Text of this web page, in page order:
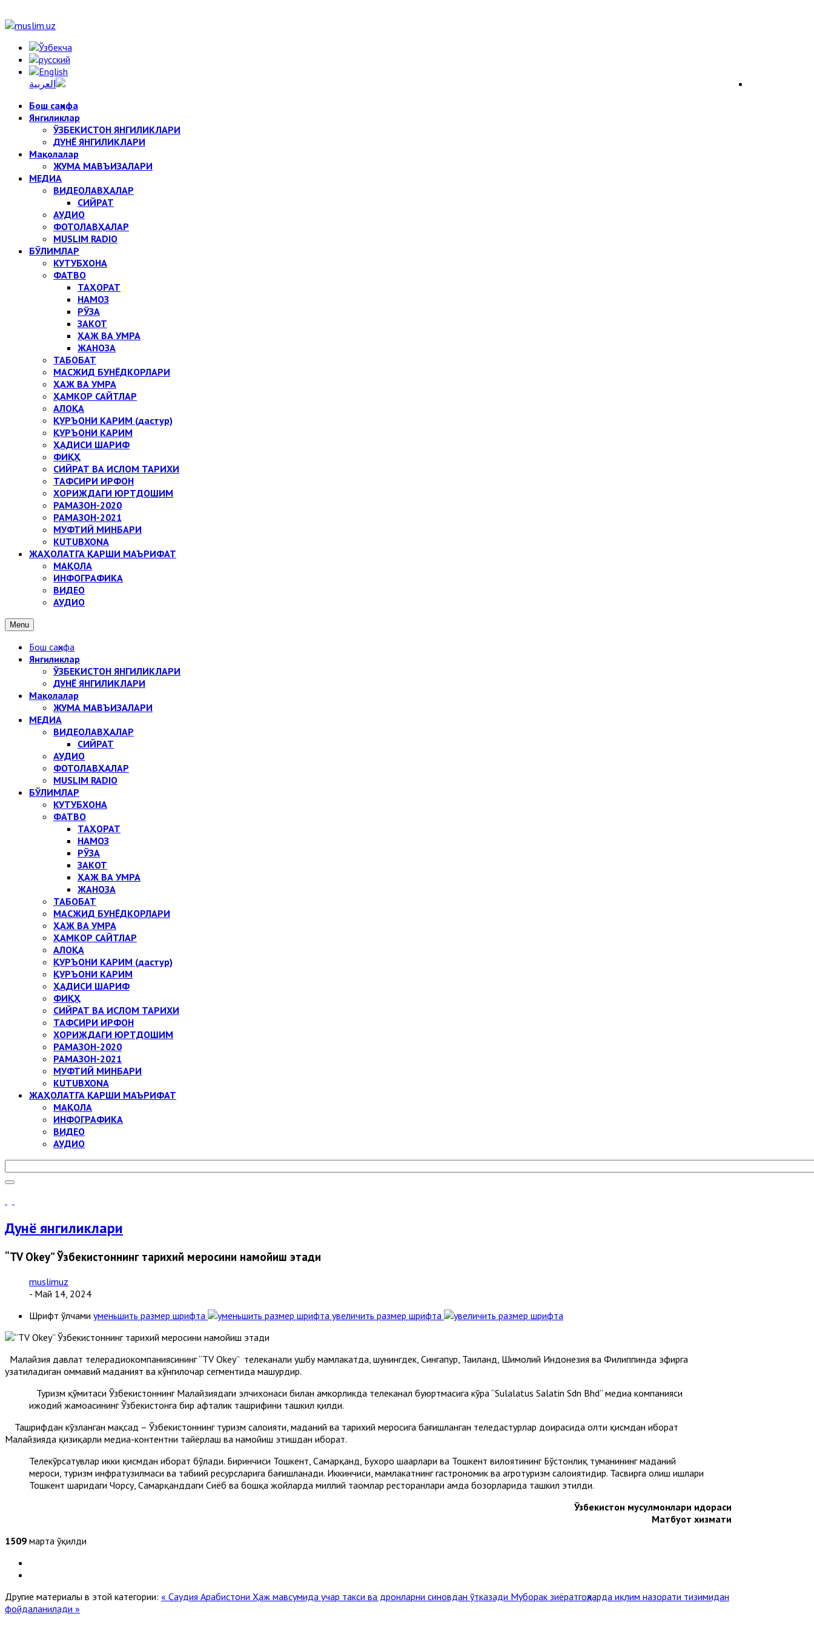
Бош саҳифа
Янгиликлар
ЎЗБЕКИСТОН ЯНГИЛИКЛАРИ
ДУНЁ ЯНГИЛИКЛАРИ
Мақолалар
ЖУМА МАВЪИЗАЛАРИ
МЕДИА
ВИДЕОЛАВҲАЛАР
СИЙРАТ
АУДИО
ФОТОЛАВҲАЛАР
MUSLIM RADIO
БЎЛИМЛАР
КУТУБХОНА
ФАТВО
ТАҲОРАТ
НАМОЗ
РЎЗА
ЗАКОТ
ҲАЖ ВА УМРА
ЖАНОЗА
ТАБОБАТ
МАСЖИД БУНЁДКОРЛАРИ
ҲАЖ ВА УМРА
ҲАМКОР САЙТЛАР
АЛОҚА
ҚУРЪОНИ КАРИМ (дастур)
ҚУРЪОНИ КАРИМ
ҲАДИСИ ШАРИФ
ФИҚҲ
СИЙРАТ ВА ИСЛОМ ТАРИХИ
ТАФСИРИ ИРФОН
ХОРИЖДАГИ ЮРТДОШИМ
РАМАЗОН-2020
РАМАЗОН-2021
МУФТИЙ МИНБАРИ
KUTUBXONA
ЖАҲОЛАТГА ҚАРШИ МАЪРИФАТ
МАҚОЛА
ИНФОГРАФИКА
ВИДЕО
АУДИО
Menu
Бош саҳифа
Янгиликлар
ЎЗБЕКИСТОН ЯНГИЛИКЛАРИ
ДУНЁ ЯНГИЛИКЛАРИ
Мақолалар
ЖУМА МАВЪИЗАЛАРИ
МЕДИА
ВИДЕОЛАВҲАЛАР
СИЙРАТ
АУДИО
ФОТОЛАВҲАЛАР
MUSLIM RADIO
БЎЛИМЛАР
КУТУБХОНА
ФАТВО
ТАҲОРАТ
НАМОЗ
РЎЗА
ЗАКОТ
ҲАЖ ВА УМРА
ЖАНОЗА
ТАБОБАТ
МАСЖИД БУНЁДКОРЛАРИ
ҲАЖ ВА УМРА
ҲАМКОР САЙТЛАР
АЛОҚА
ҚУРЪОНИ КАРИМ (дастур)
ҚУРЪОНИ КАРИМ
ҲАДИСИ ШАРИФ
ФИҚҲ
СИЙРАТ ВА ИСЛОМ ТАРИХИ
ТАФСИРИ ИРФОН
ХОРИЖДАГИ ЮРТДОШИМ
РАМАЗОН-2020
РАМАЗОН-2021
МУФТИЙ МИНБАРИ
KUTUBXONA
ЖАҲОЛАТГА ҚАРШИ МАЪРИФАТ
МАҚОЛА
ИНФОГРАФИКА
ВИДЕО
АУДИО
Дунё янгиликлари
“TV Okey” Ўзбекистоннинг тарихий меросини намойиш этади
muslimuz
- Май 14, 2024
Шрифт ўлчами уменьшить размер шрифта увеличить размер шрифта
Малайзия давлат телерадиокомпаниясининг “TV Okey” телеканали ушбу мамлакатда, шунингдек, Сингапур, Таиланд, Шимолий Индонезия ва Филиппинда эфирга
узатиладиган оммавий маданият ва кўнгилочар сегментида машҳурдир.
Туризм қўмитаси Ўзбекистоннинг Малайзиядаги элчихонаси билан ҳамкорликда телеканал буюртмасига кўра “Sulalatus Salatin Sdn Bhd” медиа компанияси
ижодий жамоасининг Ўзбекистонга бир ҳафталик ташрифини ташкил қилди.
Ташрифдан кўзланган мақсад – Ўзбекистоннинг туризм салоҳияти, маданий ва тарихий меросига бағишланган теледастурлар доирасида олти қисмдан иборат
Малайзияда қизиқарли медиа-контентни тайёрлаш ва намойиш этишдан иборат.
Телекўрсатувлар икки қисмдан иборат бўлади. Биринчиси Тошкент, Самарқанд, Бухоро шаҳарлари ва Тошкент вилоятининг Бўстонлиқ туманининг маданий
мероси, туризм инфратузилмаси ва табиий ресурсларига бағишланади. Иккинчиси, мамлакатнинг гастрономик ва агротуризм салоҳиятидир. Тасвирга олиш ишлари
Тошкент шаҳридаги Чорсу, Самарқанддаги Сиёб ва бошқа жойларда миллий таомлар ресторанлари ҳамда бозорларида ташкил этилди.
Ўзбекистон мусулмонлари идораси
Матбуот хизмати
1509 марта ўқилди
Другие материалы в этой категории: « Саудия Арабистони Ҳаж мавсумида учар такси ва дронларни синовдан ўтказади Муборак зиёратгоҳларда иқлим назорати тизимидан
фойдаланилади »